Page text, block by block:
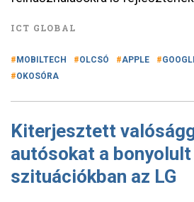
ICT GLOBAL
MOBILTECH OLCSÓ APPLE
OKOSÓRA
Kiterjesztett
autósokat a
szituációkban az LG